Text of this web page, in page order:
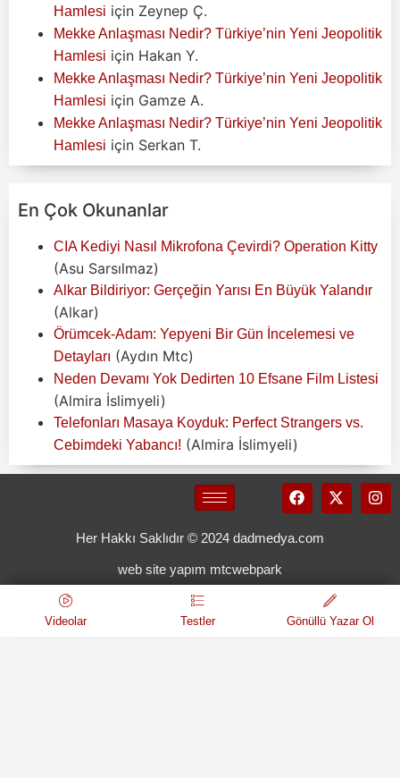
Hamlesi için Zeynep Ç.
Mekke Anlaşması Nedir? Türkiye’nin Yeni Jeopolitik
Hamlesi için Hakan Y.
Mekke Anlaşması Nedir? Türkiye’nin Yeni Jeopolitik
Hamlesi için Gamze A.
Mekke Anlaşması Nedir? Türkiye’nin Yeni Jeopolitik
Hamlesi için Serkan T.
En Çok Okunanlar
CIA Kediyi Nasıl Mikrofona Çevirdi? Operation Kitty
(Asu Sarsılmaz)
Alkar Bildiriyor: Gerçeğin Yarısı En Büyük Yalandır
(Alkar)
Örümcek-Adam: Yepyeni Bir Gün İncelemesi ve
Detayları (Aydın Mtc)
Neden Devamı Yok Dedirten 10 Efsane Film Listesi
(Almira İslimyeli)
Telefonları Masaya Koyduk: Perfect Strangers vs.
Cebimdeki Yabancı! (Almira İslimyeli)
Her Hakkı Saklıdır © 2024 dadmedya.com
web site yapım mtcwebpark
Videolar Testler Gönüllü Yazar Ol